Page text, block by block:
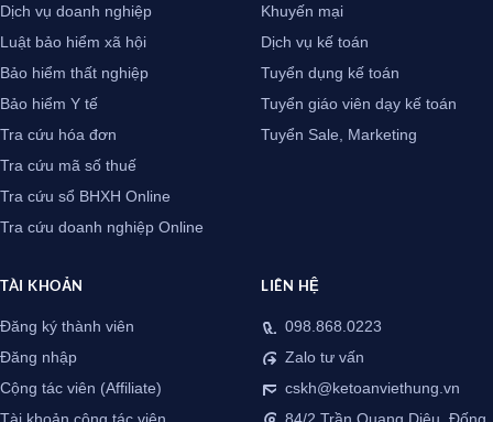
Dịch vụ doanh nghiệp
Luật bảo hiểm xã hội
Bảo hiểm thất nghiệp
Bảo hiểm Y tế
Tra cứu hóa đơn
Tra cứu mã số thuế
Tra cứu sổ BHXH Online
Tra cứu doanh nghiệp Online
Khuyến mại
Dịch vụ kế toán
Tuyển dụng kế toán
Tuyển giáo viên dạy kế toán
Tuyển Sale, Marketing
TÀI KHOẢN
Đăng ký thành viên
Đăng nhập
Cộng tác viên (Affiliate)
LIÊN HỆ
098.868.0223
Zalo tư vấn
cskh@ketoanviethung.vn